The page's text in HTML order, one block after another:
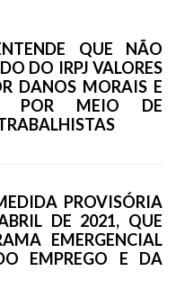
QUE NÃO
DO IRPJ VALORES
DANOS MORAIS E
POR MEIO DE
PROVISÓRIA
DE 2021, QUE
EMERGENCIAL
EMPREGO E DA